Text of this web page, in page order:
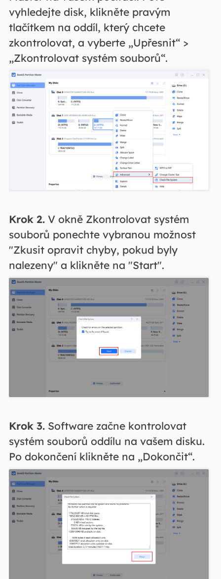
vyhledejte disk, klikněte pravým
tlačítkem na oddíl, který chcete
zkontrolovat, a vyberte „Upřesnit“ >
„Zkontrolovat systém souborů“.
Krok 2.V okně Zkontrolovat systém
souborů ponechte vybranou možnost
"Zkusit opravit chyby, pokud byly
nalezeny" a klikněte na "Start".
Krok 3.Software začne kontrolovat
systém souborů oddílu na vašem disku.
Po dokončení klikněte na „Dokončit“.